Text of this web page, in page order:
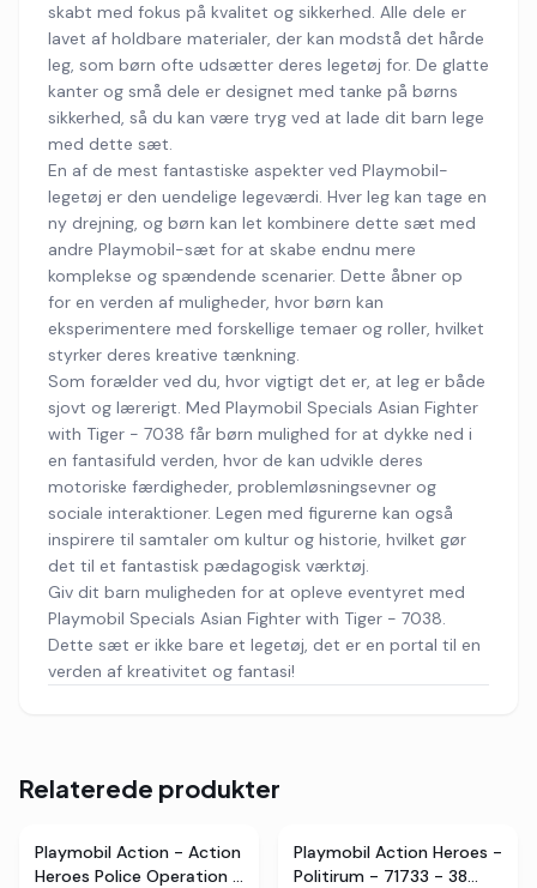
skabt med fokus på kvalitet og sikkerhed. Alle dele er
lavet af holdbare materialer, der kan modstå det hårde
leg, som børn ofte udsætter deres legetøj for. De glatte
kanter og små dele er designet med tanke på børns
sikkerhed, så du kan være tryg ved at lade dit barn lege
med dette sæt.
En af de mest fantastiske aspekter ved Playmobil-
legetøj er den uendelige legeværdi. Hver leg kan tage en
ny drejning, og børn kan let kombinere dette sæt med
andre Playmobil-sæt for at skabe endnu mere
komplekse og spændende scenarier. Dette åbner op
for en verden af muligheder, hvor børn kan
eksperimentere med forskellige temaer og roller, hvilket
styrker deres kreative tænkning.
Som forælder ved du, hvor vigtigt det er, at leg er både
sjovt og lærerigt. Med Playmobil Specials Asian Fighter
with Tiger - 7038 får børn mulighed for at dykke ned i
en fantasifuld verden, hvor de kan udvikle deres
motoriske færdigheder, problemløsningsevner og
sociale interaktioner. Legen med figurerne kan også
inspirere til samtaler om kultur og historie, hvilket gør
det til et fantastisk pædagogisk værktøj.
Giv dit barn muligheden for at opleve eventyret med
Playmobil Specials Asian Fighter with Tiger - 7038.
Dette sæt er ikke bare et legetøj, det er en portal til en
verden af kreativitet og fantasi!
Relaterede produkter
Playmobil Action - Action
Heroes Police Operation -
TILBUD
2butikker
Playmobil Action Heroes -
Politirum - 71733 - 38